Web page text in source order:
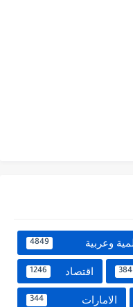
وعربية 4849
384 اقتصاد 1246
الامارات 344